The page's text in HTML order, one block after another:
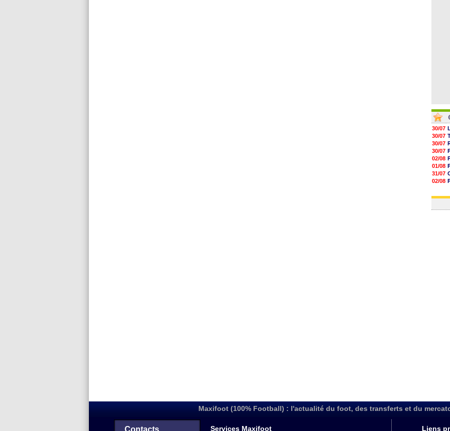
30/07
30/07
30/07
30/07
02/08
01/08
31/07
02/08
03/08
Maxifoot (100% Football) : l'actualité du foot, des transferts et du
Contacts Services Maxifoot Liens